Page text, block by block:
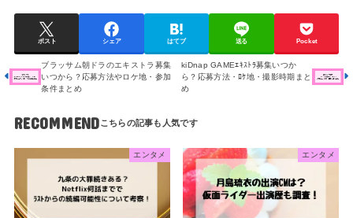
ポスト シェア はてブ 送る Pocket
ブラッサム朝ドラのエキストラ募集
いつから？応募方法やロケ地・参加
条件まとめ
kiDnap GAMEｴｷｽﾄﾗ募集いつか
ら？応募方法・ﾛｹ地・撮影時期まと
め
RECOMMEND
エンタメ エンタメ